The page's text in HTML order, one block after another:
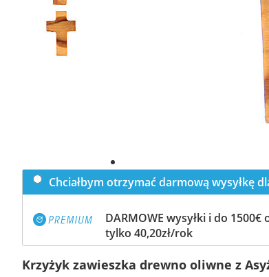
Chciałbym otrzymać darmową wysyłkę
DARMOWE wysyłki i do 1500€
tylko 40,20zł/rok
Krzyżyk zawieszka drewno oliwne z